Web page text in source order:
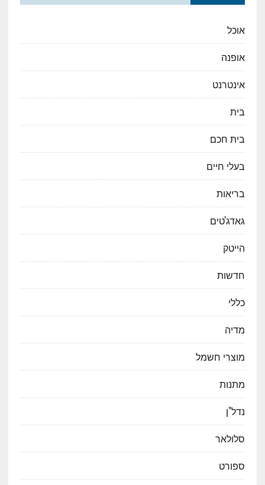
אוכל
אופנה
אינטרנט
בית
בית חכם
בעלי חיים
בריאות
גאדג'טים
הייטק
חדשות
כללי
מדיה
מוצרי חשמל
מתנות
נדל"ן
סלולאר
ספורט